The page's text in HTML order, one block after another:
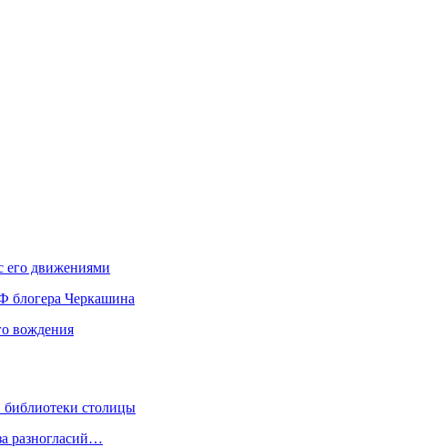
его движениями
блогера Черкашина
вождения
библиотеки столицы
разногласий…